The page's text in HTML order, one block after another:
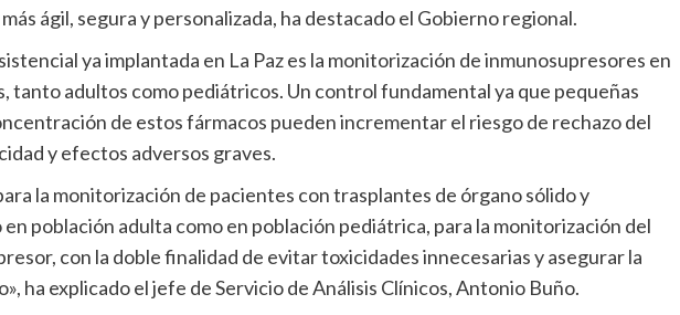
ágil, segura y personalizada, ha destacado el Gobierno regional.
tanto adultos como pediátricos. Un control fundamental ya que pequeñas
de estos fármacos pueden incrementar el riesgo de rechazo del
y efectos adversos graves.
población adulta como en población pediátrica, para la monitorización del
con la doble finalidad de evitar toxicidades innecesarias y asegurar la
ha explicado el jefe de Servicio de Análisis Clínicos, Antonio Buño.